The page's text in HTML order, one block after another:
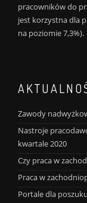
pracowników do
jest korzystna dla
na poziomie 7,3%).
Zawody
Nastroje
kwartale 2020
Czy praca w
Praca w
Portale dla